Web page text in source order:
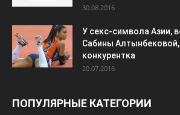
30.08.2016
У секс-символа Азии,
Сабины
конкурентка
20.07.2016
ПОПУЛЯРНЫЕ КАТЕГОРИИ